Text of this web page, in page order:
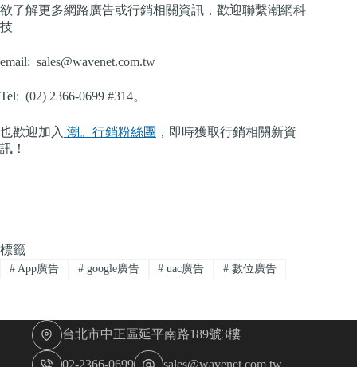
欲了解更多網路廣告或行銷相關資訊，歡迎聯繫潮網科
技
email: sales@wavenet.com.tw
Tel: (02) 2366-0699 #314。
也歡迎加入 潮。行銷粉絲團 ，即時獲取行銷相關新資
訊！
標籤
#App廣告 #google廣告 # uac廣告 # 數位廣告
台北市中正區延平南路189號3樓